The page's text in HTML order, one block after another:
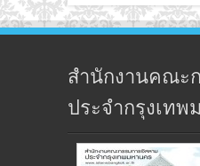
สำนักงานคณะ
ประจำกรุงเท